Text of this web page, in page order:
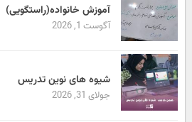
آموزش خانواده(راستگویی)
آگوست 1, 2026
شیوه های نوین تدریس
جولای 31, 2026